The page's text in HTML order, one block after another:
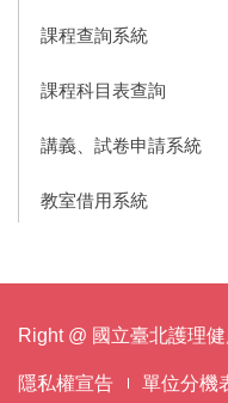
課程查詢系統
課程科目表查詢
講義、試卷申請系統
教室借用系統
Right @ 國立臺北護理
隱私權宣告 單位分機